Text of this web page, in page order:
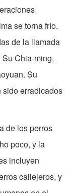
se torna frío.
de la llamada
Su Chia-ming,
Su
sido erradicados
de los perros
poco, y la
incluyen
callejeros, y